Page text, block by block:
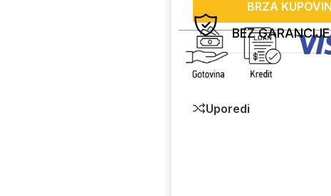
BRZA
BEZ GARANCIJE
Uporedi